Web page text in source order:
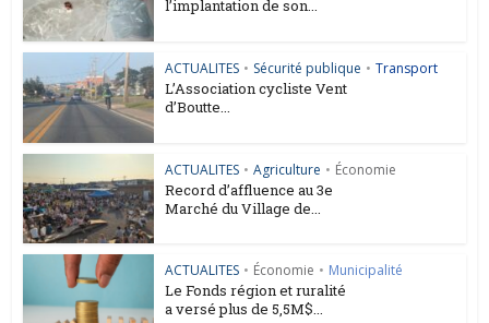
l’implantation de son...
ACTUALITES • Sécurité publique • Transport
L’Association cycliste Vent
d’Boutte...
ACTUALITES • Agriculture • Économie
Record d’affluence au 3e
Marché du Village de...
ACTUALITES • Économie • Municipalité
Le Fonds région et ruralité
a versé plus de 5,5M$...